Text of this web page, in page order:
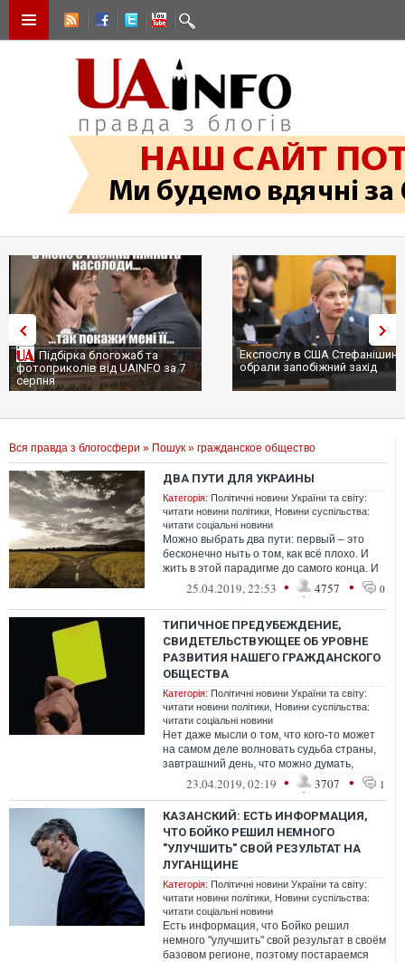
Підбірка блогожаб та
фотоприколів від UAINFO за 7
серпня
Експослу в США
обрали запобіжний захід
Вся правда з блогосфери » Пошук » гражданское общество
ДВА ПУТИ ДЛЯ УКРАИНЫ
Категорія: Політичні новини України та світу:
читати новини політики Новини суспільства:
читати соціальні новини
Можно выбрать два пути: первый – это
бесконечно ныть о том, как всё плохо. И
жить в этой парадигме до самого конца. И
второй путь – идти вперёд. Вопре...
25.04.2019, 22:53 • 4757 • 0
ТИПИЧНОЕ ПРЕДУБЕЖДЕНИЕ,
СВИДЕТЕЛЬСТВУЮЩЕЕ ОБ УРОВНЕ
РАЗВИТИЯ НАШЕГО ГРАЖДАНСКОГО
ОБЩЕСТВА
Категорія: Політичні новини України та світу:
читати новини політики Новини суспільства:
читати соціальні новини
Нет даже мысли о том, что кого-то может
на самом деле волновать судьба страны,
завтрашний день, что можно думать,
сочувствовать, писать. И при этом не...
23.04.2019, 02:19 • 3707 • 1
КАЗАНСКИЙ: ЕСТЬ ИНФОРМАЦИЯ,
ЧТО БОЙКО РЕШИЛ НЕМНОГО
"УЛУЧШИТЬ" СВОЙ РЕЗУЛЬТАТ НА
ЛУГАНЩИНЕ
Категорія: Політичні новини України та світу:
читати новини політики Новини суспільства:
читати соціальні новини
Есть информация, что Бойко решил
немного "улучшить" свой результат в своём
базовом регионе, поэтому постараемся